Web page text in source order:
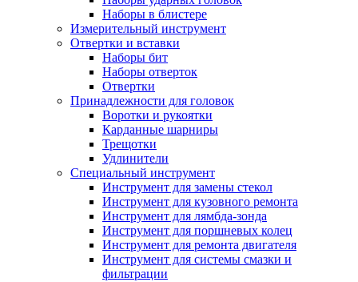
Наборы в блистере
Измерительный инструмент
Отвертки и вставки
Наборы бит
Наборы отверток
Отвертки
Принадлежности для головок
Воротки и рукоятки
Карданные шарниры
Трещотки
Удлинители
Специальный инструмент
Инструмент для замены стекол
Инструмент для кузовного ремонта
Инструмент для лямбда-зонда
Инструмент для поршневых колец
Инструмент для ремонта двигателя
Инструмент для системы смазки и
фильтрации